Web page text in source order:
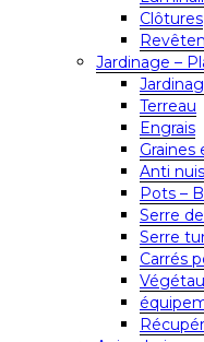
Clôtures
Jardinage –
Terreau
Engrais
Anti
Pots –
Serre
Serre
Carrés